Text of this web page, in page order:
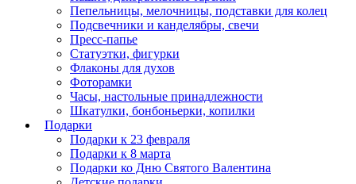
Пепельницы, мелочницы, подставки для колец
Подсвечники и канделябры, свечи
Пресс-папье
Статуэтки, фигурки
Флаконы для духов
Фоторамки
Часы, настольные принадлежности
Шкатулки, бонбоньерки, копилки
Подарки
Подарки к 23 февраля
Подарки к 8 марта
Подарки ко Дню Святого Валентина